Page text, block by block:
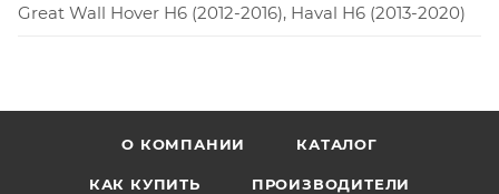
Great Wall Hover H6 (2012-2016), Haval H6 (2013-2020)
О КОМПАНИИ КАТАЛОГ
КАК КУПИТЬ ПРОИЗВОДИТЕЛИ